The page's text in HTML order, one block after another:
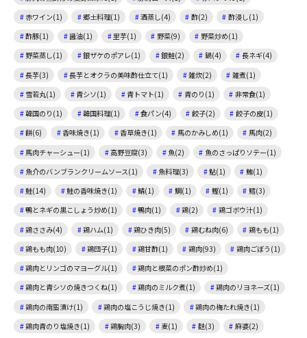
赤ワイン(1)
郷土料理(1) 酒蒸し(4) 酢(2)
酢浸し(1)
酢豚(1)
醤油(1) 里芋(1) 野菜(9)
野菜炒め(1)
野菜蒸し(1)
銀ザケのポアレ(1) 銀鮭(2) 鍋(4)
長ネギ(4)
長芋(3)
長芋とオクラの美味酢仕立て(1) 雑炊(2)
雑煮(1)
雪若丸(1)
青シソ(1) 青トマト(1) 青のり(1)
非常食(1)
韓国のり(1)
韓国料理(1) 食パン(4) 餃子(2)
餃子の皮(1)
餅(6)
香味焼き(1) 香草焼き(1) 馬のかみしめ(1)
馬肉(2)
馬肉チャーシュー(1)
高野豆腐(3) 魚(2)
魚のさっぱりソテー(1)
魚介のバンブランクリームソース(1)
魚料理(3) 鮎(1)
鮪(1)
鮭(14)
鮭の香味焼き(1) 鯖(1) 鯛(1) 鰹(1)
鱈(3)
鴨とネギの黒こしょう炒め(1)
鴨肉(1) 鶏(2)
鶏ゴボウ汁(1)
鶏ささみ(4)
鶏ハム(1) 鶏ひき肉(5) 鶏むね肉(6)
鶏もも(1)
鶏もも肉(10)
鶏団子(1) 鶏甘酢(1) 鶏肉(93)
鶏肉ごぼう(1)
鶏肉とリンゴのマヨーグル(1)
鶏肉と根菜のポン酢炒め(1)
鶏肉と青シソの焼きつくね(1)
鶏肉のミルク煮(1)
鶏肉のリヨネーズ(1)
鶏肉の南蛮漬け(1)
鶏肉の塩こうじ焼き(1)
鶏肉の梅たれ焼き(1)
鶏肉青のり塩焼き(1)
鶏胸肉(3) 麦(1) 麩(3)
麻婆(2)